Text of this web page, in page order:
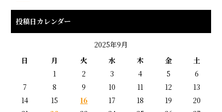
投稿日カレンダー
2025年9月
日
月 火 水 木 金
土
1
2 3 4 5
6
7
8 9 10 11 12
13
14
15 16 17 18 19
20